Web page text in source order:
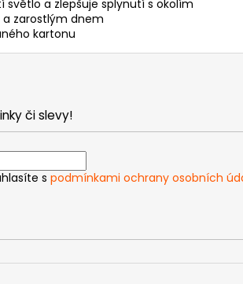
světlo a zlepšuje splynutí s okolím
zarostlým dnem
kartonu
či slevy!
s podmínkami ochrany osobních